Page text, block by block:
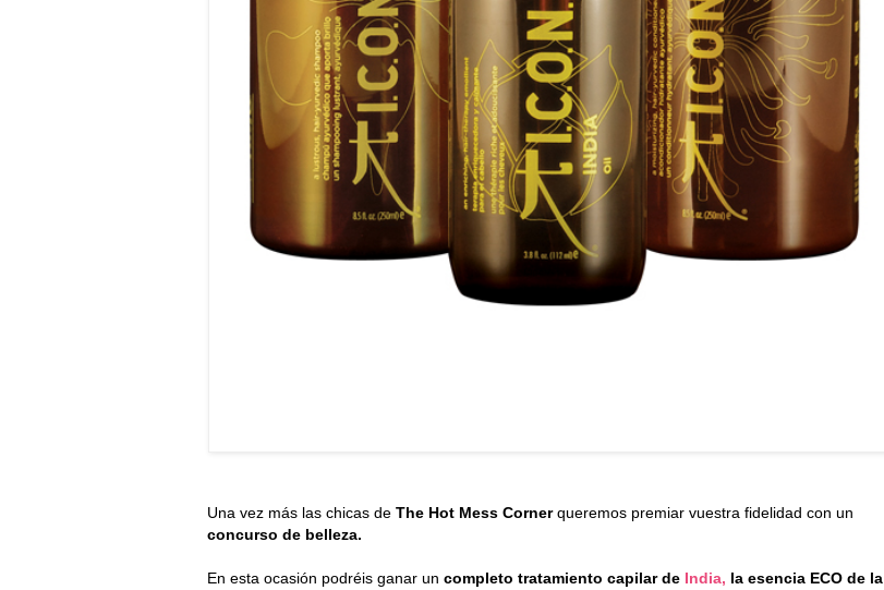
Una vez más las chicas de The Hot Mess Cornerqueremos premiar vuestra fidelidad con un
concurso de belleza.
En esta ocasión podréis ganar un completo tratamiento capilar de India, la esencia ECO de la